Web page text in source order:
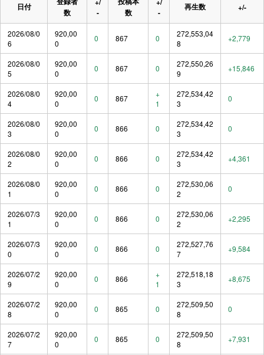
日付
数
-
数
-
再生数 +/-
2026/08/0
6
920,00
0
0 867 0
272,553,04
8
+2,779
2026/08/0
5
920,00
0
0 867 0
272,550,26
9
+15,846
2026/08/0
4
920,00
0
0 867
+
1
272,534,42
3
0
2026/08/0
3
920,00
0
0 866 0
272,534,42
3
0
2026/08/0
2
920,00
0
0 866 0
272,534,42
3
+4,361
2026/08/0
1
920,00
0
0 866 0
272,530,06
2
0
2026/07/3
1
920,00
0
0 866 0
272,530,06
2
+2,295
2026/07/3
0
920,00
0
0 866 0
272,527,76
7
+9,584
2026/07/2
9
920,00
0
0 866
+
1
272,518,18
3
+8,675
2026/07/2
8
920,00
0
0 865 0
272,509,50
8
0
2026/07/2
7
920,00
0
0 865 0
272,509,50
8
+7,931